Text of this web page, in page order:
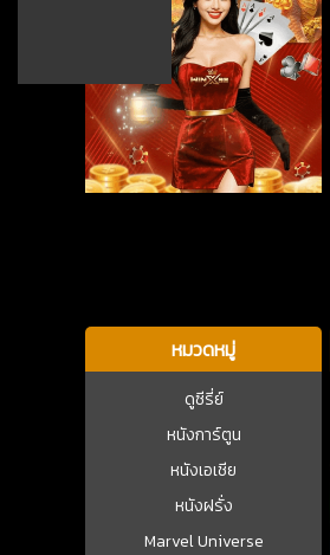
หมวดหมู่
ดูซีรี่ย์
หนังการ์ตูน
หนังเอเชีย
หนังฝรั่ง
Marvel Universe